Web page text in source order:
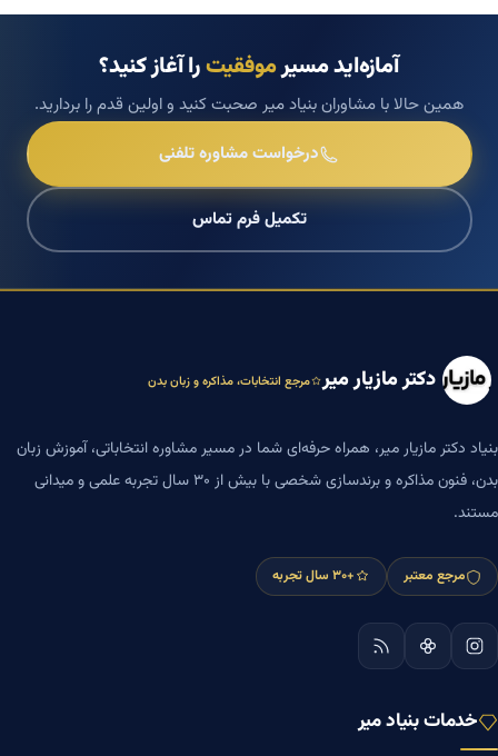
آمازه‌اید مسیرموفقیترا آغاز کنید؟
همین حالا با مشاوران بنیاد میر صحبت کنید و اولین قدم را بردارید.
درخواست مشاوره تلفنی
تکمیل فرم تماس
دکتر مازیار میر مرجع انتخابات، مذاکره و زبان بدن
بنیاد دکتر مازیار میر، همراه حرفه‌ای شما در مسیر مشاوره انتخاباتی، آموزش زبان
بدن، فنون مذاکره و برندسازی شخصی با بیش از ۳۰ سال تجربه علمی و میدانی
مستند.
مرجع معتبر +۳۰ سال تجربه
خدمات بنیاد میر